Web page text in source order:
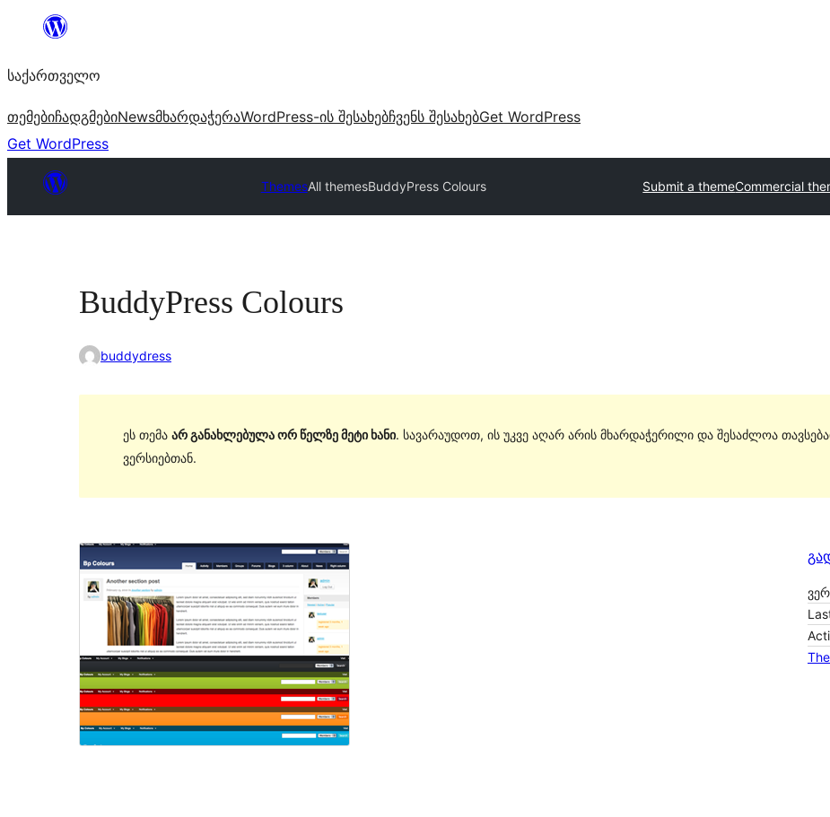
შიგთავსზე
საქართველო
თემებიჩადგმებიNewsმხარდაჭერაWordPress-ის შესახებჩვენს შესახებGet WordPress
Get WordPress
ThemesAll themesBuddyPress Colours Submit a themeCommercial
BuddyPress Colours
buddydress
ეს თემა არ განახლებულა ორ წელზე მეტი ხანი. სავარაუდოთ, ის უკვე აღარ არის მხარდაჭერილი და შესაძლოა
ვერსიებთან.